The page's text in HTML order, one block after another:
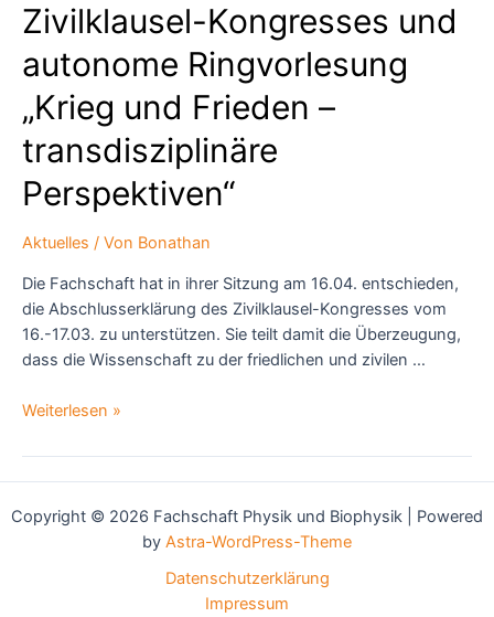
wählen
und
zur
Fachschaft
gehen!
Zivilklausel-Kongresses und
autonome Ringvorlesung
„Krieg und Frieden –
transdisziplinäre
Perspektiven“
Aktuelles / Von Bonathan
Die Fachschaft hat in ihrer Sitzung am 16.04. entschieden,
die Abschlusserklärung des Zivilklausel-Kongresses vom
16.-17.03. zu unterstützen. Sie teilt damit die Überzeugung,
dass die Wissenschaft zu der friedlichen und zivilen …
Abschlusserklärung
Zivilklausel-
Kongresses
und
Weiterlesen »
Copyright © 2026 Fachschaft Physik und Biophysik | Powered
by Astra-WordPress-Theme
Datenschutzerklärung
Impressum